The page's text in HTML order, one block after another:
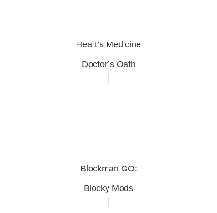
Heart’s Medicine
Doctor’s Oath
Blockman GO:
Blocky Mods